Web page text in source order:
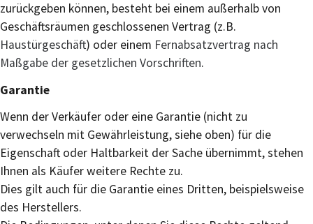
zurückgeben können, besteht bei einem außerhalb von
Geschäftsräumen geschlossenen Vertrag (z.B.
Haustürgeschäft) oder einem Fernabsatzvertrag nach
Maßgabe der gesetzlichen Vorschriften.
Garantie
Wenn der Verkäufer oder eine Garantie (nicht zu
verwechseln mit Gewährleistung, siehe oben) für die
Eigenschaft oder Haltbarkeit der Sache übernimmt, stehen
Ihnen als Käufer weitere Rechte zu.
Dies gilt auch für die Garantie eines Dritten, beispielsweise
des Herstellers.